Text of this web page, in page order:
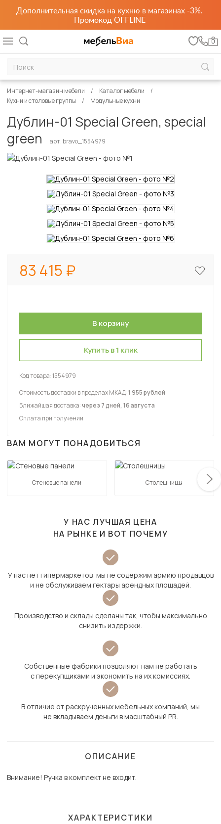
Дополнительная скидка на кухню в магазинах -3%.
Промокод OFFLINE
0
Интернет-магазин мебели
Каталог мебели
Кухни и столовые группы
Модульные кухни
Дублин-01 Special Green, special
green
арт. bravo_1554979
83 415
Купить в 1 клик
Код товара:1554979
Стоимость доставки в пределах МКАД:1 955 рублей
Ближайшая доставка:через 7 дней, 16 августа
Оплата при получении
ВАМ МОГУТ ПОНАДОБИТЬСЯ
Стеновые панели Столешницы
У НАС ЛУЧШАЯ ЦЕНА
НА РЫНКЕ И ВОТ ПОЧЕМУ
У нас нет гипермаркетов: мы не содержим армию продавцов
и не обслуживаем гектары арендных площадей.
Производство и склады сделаны так, чтобы максимально
снизить издержки.
Собственные фабрики позволяют нам не работать
с перекупщиками и экономить на их комиссиях.
В отличие от раскрученных мебельных компаний, мы
не вкладываем деньги в масштабный PR.
ОПИСАНИЕ
Внимание! Ручка в комплект не входит.
ХАРАКТЕРИСТИКИ